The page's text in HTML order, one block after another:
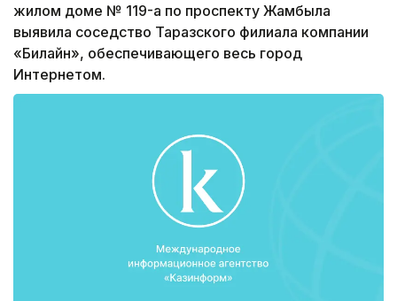
жилом доме № 119-а по проспекту Жамбыла
выявила соседство Таразского филиала компании
«Билайн», обеспечивающего весь город
Интернетом.